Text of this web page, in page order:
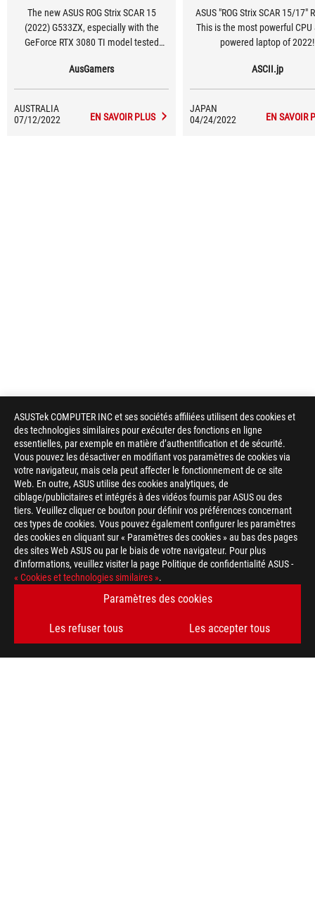
ASUSTek COMPUTER INC et ses sociétés affiliées utilisent des cookies et
des technologies similaires pour exécuter des fonctions en ligne
essentielles, par exemple en matière d’authentification et de sécurité.
Vous pouvez les désactiver en modifiant vos paramètres de cookies via
votre navigateur, mais cela peut affecter le fonctionnement de ce site
Web. En outre, ASUS utilise des cookies analytiques, de
ciblage/publicitaires et intégrés à des vidéos fournis par ASUS ou des
tiers. Veuillez cliquer ce bouton pour définir vos préférences concernant
ces types de cookies. Vous pouvez également configurer les paramètres
des cookies en cliquant sur « Paramètres des cookies » au bas des pages
des sites Web ASUS ou par le biais de votre navigateur. Pour plus
d'informations, veuillez visiter la page Politique de confidentialité ASUS -
« Cookies et technologies similaires ».
Paramètres des cookies
Les refuser tous Les accepter tous
The new ASUS ROG Strix SCAR 15
(2022) G533ZX, especially with the
GeForce RTX 3080 TI model tested
gaming laptops out there.
AusGamers
AUSTRALIA
07/12/2022
EN SAVOIR PLUS
ASUS "ROG Strix SCAR 15/17"
This is the most powerful CPU
powered laptop of 2022!
ASCII.jp
JAPAN
04/24/2022
EN SAVOIR